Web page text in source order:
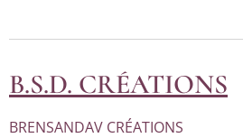
B.S.D. CRÉATIONS
BRENSANDAV CRÉATIONS